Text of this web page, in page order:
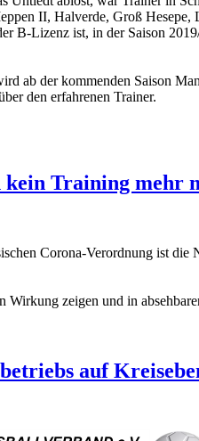
II, Halverde, Groß
B-Lizenz ist, in der Saison
ab der kommenden Saison
den erfahrenen Trainer.
Training mehr
Corona-Verordnung ist
Wirkung zeigen und in
auf